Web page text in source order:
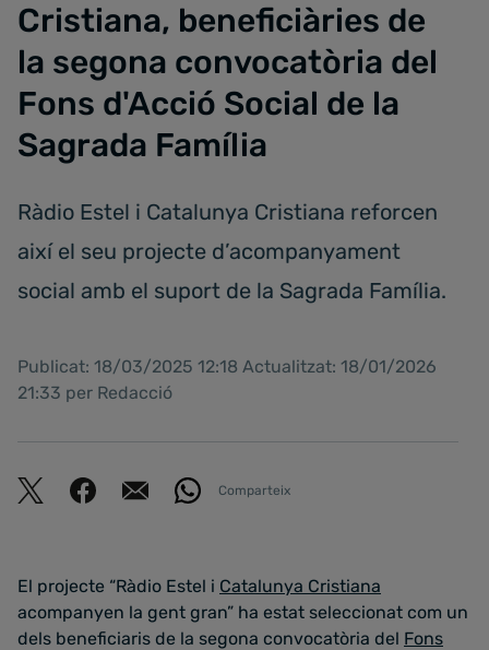
Cristiana, beneficiàries de
la segona convocatòria del
Fons d'Acció Social de la
Sagrada Família
Ràdio Estel i Catalunya Cristiana reforcen
així el seu projecte d’acompanyament
social amb el suport de la Sagrada Família.
Publicat: 18/03/2025 12:18 Actualitzat: 18/01/2026
21:33 per Redacció
Comparteix
El projecte “Ràdio Estel i Catalunya Cristiana
acompanyen la gent gran” ha estat seleccionat com un
dels beneficiaris de la segona convocatòria del Fons